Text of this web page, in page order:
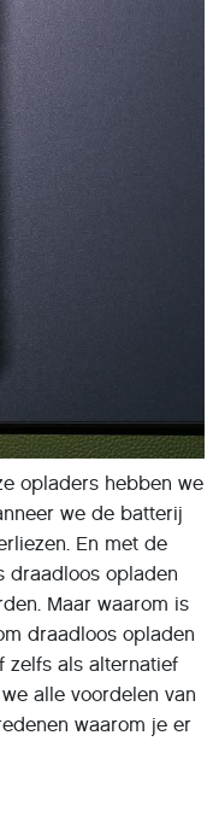
opladers hebben we
we de batterij
En met de
draadloos opladen
Maar waarom is
draadloos opladen
zelfs als alternatief
alle voordelen van
waarom je er